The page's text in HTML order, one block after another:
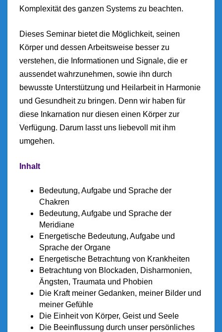
Komplexität des ganzen Systems zu beachten.
Dieses Seminar bietet die Möglichkeit, seinen
Körper und dessen Arbeitsweise besser zu
verstehen, die Informationen und Signale, die er
aussendet wahrzunehmen, sowie ihn durch
bewusste Unterstützung und Heilarbeit in Harmonie
und Gesundheit zu bringen. Denn wir haben für
diese Inkarnation nur diesen einen Körper zur
Verfügung. Darum lasst uns liebevoll mit ihm
umgehen.
Inhalt
Bedeutung, Aufgabe und Sprache der
Chakren
Bedeutung, Aufgabe und Sprache der
Meridiane
Energetische Bedeutung, Aufgabe und
Sprache der Organe
Energetische Betrachtung von Krankheiten
Betrachtung von Blockaden, Disharmonien,
Ängsten, Traumata und Phobien
Die Kraft meiner Gedanken, meiner Bilder und
meiner Gefühle
Die Einheit von Körper, Geist und Seele
Die Beeinflussung durch unser persönliches